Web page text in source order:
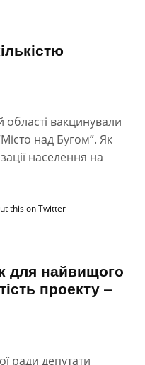
області вакцинували
над Бугом”. Як
населення на
для найвищого
проекту –
ради депутати